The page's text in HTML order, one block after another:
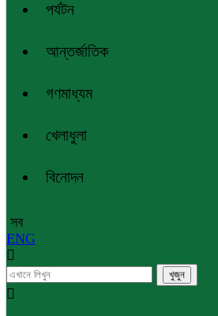
পর্যটন
আন্তর্জাতিক
গণমাধ্যম
খেলাধুলা
বিনোদন
সব
ENG